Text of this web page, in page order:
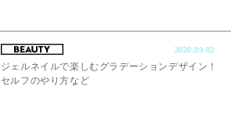
2020.09.02
ジェルネイルで楽しむグラデーションデザイン！
セルフのやり方など